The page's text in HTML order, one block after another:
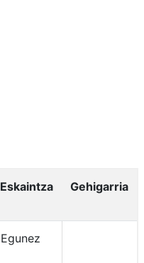
Eskaintza Gehigarria
Egunez